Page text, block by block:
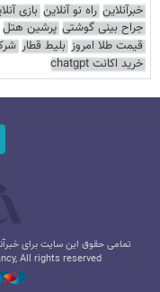
خبرآنلاین راه نو آنلاین بازی
جراح بینی گوشتی پرشین هتل
قیمت طلا امروز بلیط قطار
خرید اکانت chatgpt
تمامی حقوق این سایت برای
All rights reserved